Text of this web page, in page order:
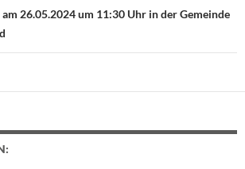
26.05.2024 um 11:30 Uhr in der Gemeinde